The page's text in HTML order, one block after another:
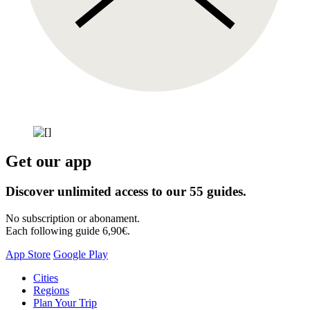
Get our app
Discover unlimited access to our 55 guides.
No subscription or abonament.
Each following guide 6,90€.
App Store Google Play
Skip
content
Cities
Regions
Plan Your Trip